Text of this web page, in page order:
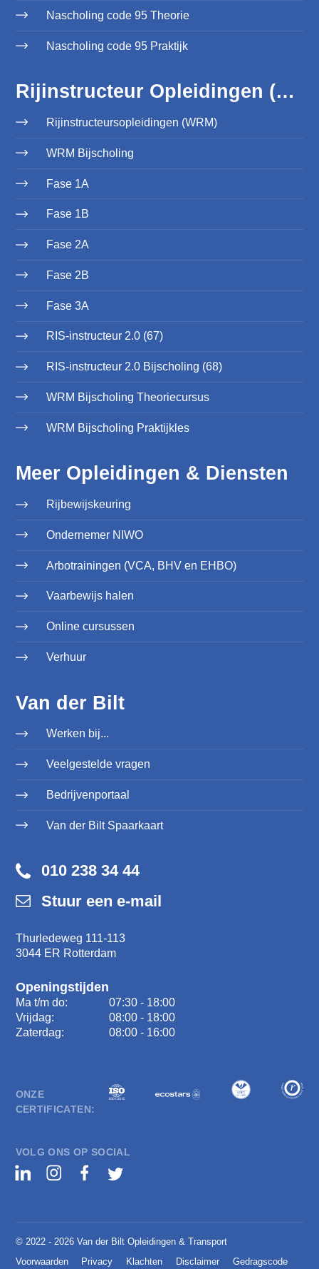
Nascholing code 95 Theorie
Nascholing code 95 Praktijk
Rijinstructeur Opleidingen (WRM)
Rijinstructeursopleidingen (WRM)
WRM Bijscholing
Fase 1A
Fase 1B
Fase 2A
Fase 2B
Fase 3A
RIS-instructeur 2.0 (67)
RIS-instructeur 2.0 Bijscholing (68)
WRM Bijscholing Theoriecursus
WRM Bijscholing Praktijkles
Meer Opleidingen & Diensten
Rijbewijskeuring
Ondernemer NIWO
Arbotrainingen (VCA, BHV en EHBO)
Vaarbewijs halen
Online cursussen
Verhuur
Van der Bilt
Werken bij...
Veelgestelde vragen
Bedrijvenportaal
Van der Bilt Spaarkaart
010 238 34 44
Stuur een e-mail
Thurledeweg 111-113
3044 ER Rotterdam
Openingstijden
Ma t/m do:
07:30 - 18:00
Vrijdag:
08:00 - 18:00
Zaterdag:
08:00 - 16:00
ONZE
CERTIFICATEN:
VOLG ONS OP SOCIAL
© 2022 - 2026 Van der Bilt Opleidingen & Transport
Voorwaarden
Privacy Klachten Disclaimer Gedragscode